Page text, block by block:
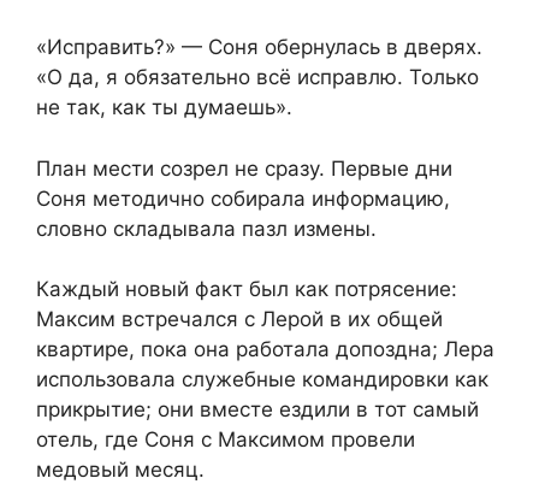
«Исправить?» — Соня обернулась в дверях.
«О да, я обязательно всё исправлю. Только
не так, как ты думаешь».
План мести созрел не сразу. Первые дни
Соня методично собирала информацию,
словно складывала пазл измены.
Каждый новый факт был как потрясение:
Максим встречался с Лерой в их общей
квартире, пока она работала допоздна; Лера
использовала служебные командировки как
прикрытие; они вместе ездили в тот самый
отель, где Соня с Максимом провели
медовый месяц.